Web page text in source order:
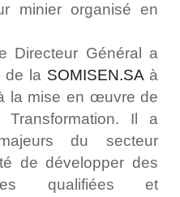
minier organisé en
Directeur Général a
de la SOMISEN.SAà
la mise en œuvre de
Transformation. Il a
du secteur
de développer des
qualifiées et